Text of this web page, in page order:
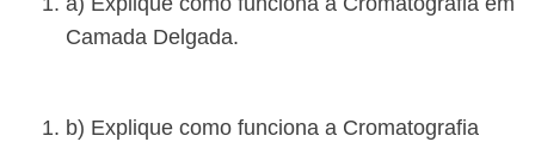
Camada Delgada.
b) Explique como funciona a Cromatografia